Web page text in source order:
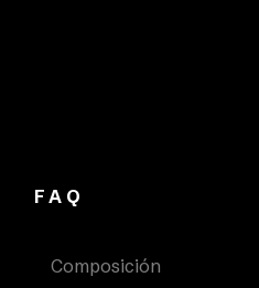
FAQ
Composición